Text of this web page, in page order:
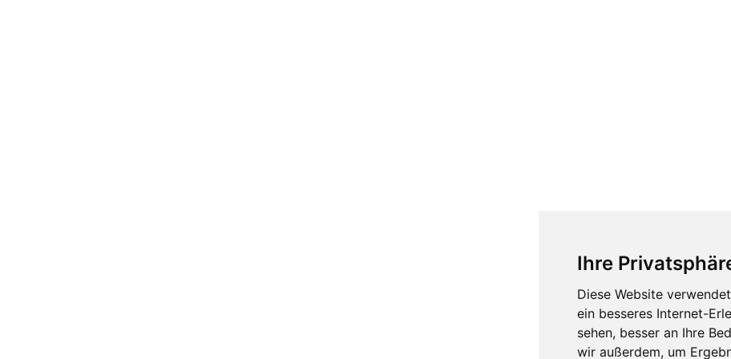
Ihre
Diese Website
ein besseres Internet-
sehen, besser an Ihre
wir außerdem, um